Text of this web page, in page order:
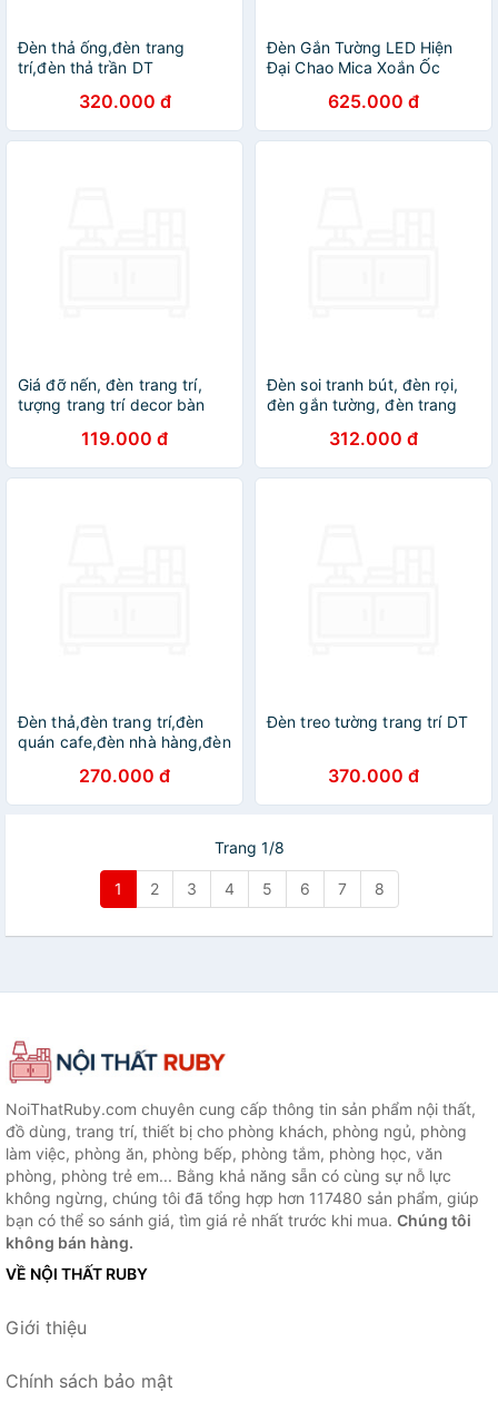
Đèn thả ống,đèn trang
trí,đèn thả trần DT
320.000 đ
Đèn Gắn Tường LED Hiện
Đại Chao Mica Xoắn Ốc
Cầu Thang Phòng Ngủ
625.000 đ
Giá đỡ nến, đèn trang trí,
tượng trang trí decor bàn
phòng khách - Hàng chính
hãng
119.000 đ
Đèn soi tranh bút, đèn rọi,
đèn gắn tường, đèn trang
312.000 đ
Đèn thả,đèn trang trí,đèn
quán cafe,đèn nhà hàng,đèn
270.000 đ
Đèn treo tường trang trí DT
370.000 đ
Trang 1/8
1 2 3 4 5 6 7 8
NoiThatRuby.com chuyên cung cấp thông tin sản phẩm nội thất,
đồ dùng, trang trí, thiết bị cho phòng khách, phòng ngủ, phòng
làm việc, phòng ăn, phòng bếp, phòng tắm, phòng học, văn
phòng, phòng trẻ em... Bằng khả năng sẵn có cùng sự nỗ lực
không ngừng, chúng tôi đã tổng hợp hơn 117480 sản phẩm, giúp
bạn có thể so sánh giá, tìm giá rẻ nhất trước khi mua. Chúng tôi
không bán hàng.
VỀ NỘI THẤT RUBY
Giới thiệu
Chính sách bảo mật